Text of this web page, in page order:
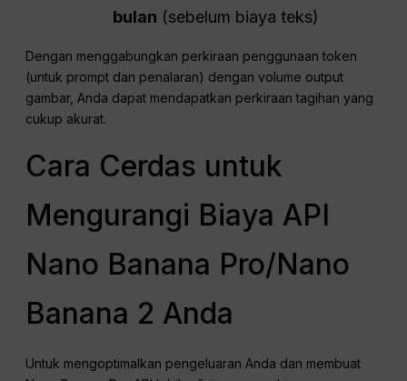
bulan (sebelum biaya teks)
Dengan menggabungkan perkiraan penggunaan token
(untuk prompt dan penalaran) dengan volume output
gambar, Anda dapat mendapatkan perkiraan tagihan yang
cukup akurat.
Cara Cerdas untuk
Mengurangi Biaya API
Nano Banana Pro/Nano
Banana 2 Anda
Untuk mengoptimalkan pengeluaran Anda dan membuat